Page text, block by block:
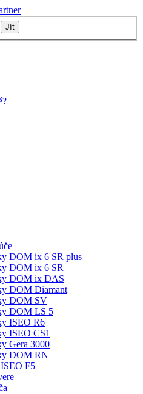
Jít
DOM ix 6 SR plus
DOM ix 6 SR
DOM ix DAS
DOM Diamant
DOM SV
DOM LS 5
ISEO R6
ISEO CS1
Gera 3000
DOM RN
F5